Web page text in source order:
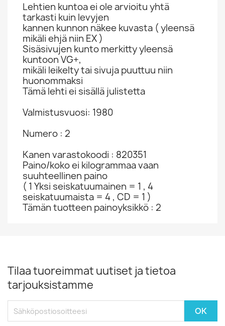
Lehtien kuntoa ei ole arvioitu yhtä
tarkasti kuin levyjen
kannen kunnon näkee kuvasta ( yleensä
mikäli ehjä niin EX )
Sisäsivujen kunto merkitty yleensä
kuntoon VG+,
mikäli leikelty tai sivuja puuttuu niin
huonommaksi
Tämä lehti ei sisällä julistetta
Valmistusvuosi: 1980
Numero : 2
Kanen varastokoodi : 820351
Paino/koko ei kilogrammaa vaan
suuhteellinen paino
( 1 Yksi seiskatuumainen = 1 , 4
seiskatuumaista = 4 , CD = 1 )
Tämän tuotteen painoyksikkö : 2
Tilaa tuoreimmat uutiset ja tietoa
tarjouksistamme